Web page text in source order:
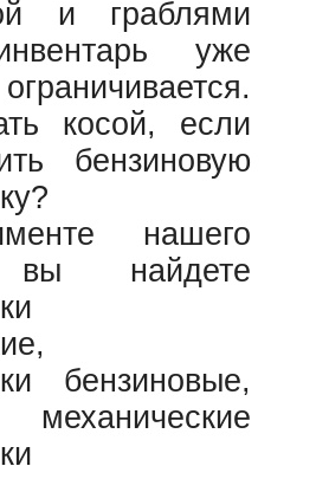
и граблями
уже
косой, если
бензиновую
нашего
вы найдете
бензиновые,